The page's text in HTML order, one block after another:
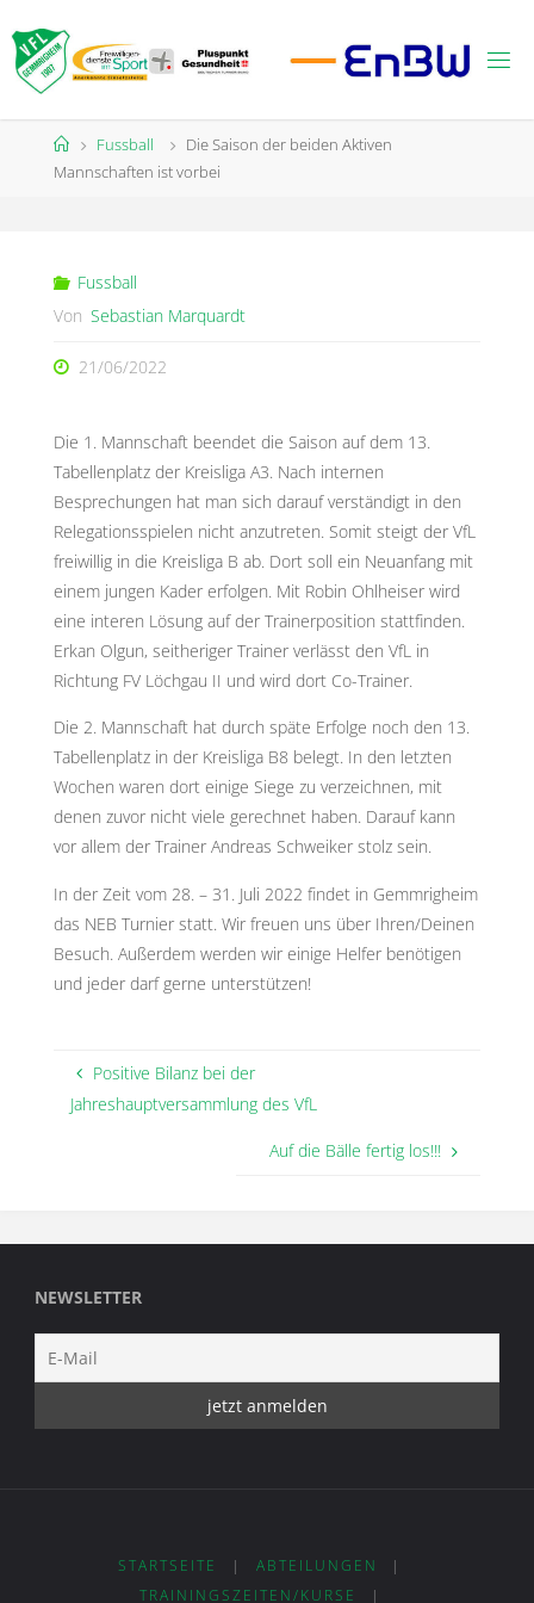
Inhalt
springen
StartFussball
Die Saison der beiden Aktiven
Mannschaften ist vorbei
Fussball
Von Sebastian Marquardt
21/06/2022
Die 1. Mannschaft beendet die Saison auf dem 13.
Tabellenplatz der Kreisliga A3. Nach internen
Besprechungen hat man sich darauf verständigt in den
Relegationsspielen nicht anzutreten. Somit steigt der VfL
freiwillig in die Kreisliga B ab. Dort soll ein Neuanfang mit
einem jungen Kader erfolgen. Mit Robin Ohlheiser wird
eine interen Lösung auf der Trainerposition stattfinden.
Erkan Olgun, seitheriger Trainer verlässt den VfL in
Richtung FV Löchgau II und wird dort Co-Trainer.
Die 2. Mannschaft hat durch späte Erfolge noch den 13.
Tabellenplatz in der Kreisliga B8 belegt. In den letzten
Wochen waren dort einige Siege zu verzeichnen, mit
denen zuvor nicht viele gerechnet haben. Darauf kann
vor allem der Trainer Andreas Schweiker stolz sein.
In der Zeit vom 28. – 31. Juli 2022 findet in Gemmrigheim
das NEB Turnier statt. Wir freuen uns über Ihren/Deinen
Besuch. Außerdem werden wir einige Helfer benötigen
und jeder darf gerne unterstützen!
Positive Bilanz bei der
Jahreshauptversammlung des VfL
Auf die Bälle fertig los!!!
NEWSLETTER
STARTSEITE | ABTEILUNGEN
|
TRAININGSZEITEN/KURSE
|